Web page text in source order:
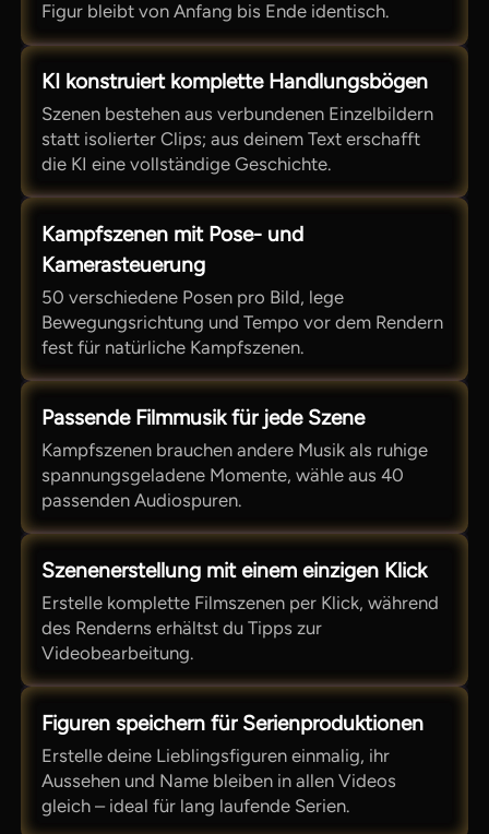
Figur bleibt von Anfang bis Ende identisch.
KI konstruiert komplette Handlungsbögen
Szenen bestehen aus verbundenen Einzelbildern
statt isolierter Clips; aus deinem Text erschafft
die KI eine vollständige Geschichte.
Kampfszenen mit Pose- und
Kamerasteuerung
50 verschiedene Posen pro Bild, lege
Bewegungsrichtung und Tempo vor dem Rendern
fest für natürliche Kampfszenen.
Passende Filmmusik für jede Szene
Kampfszenen brauchen andere Musik als ruhige
spannungsgeladene Momente, wähle aus 40
passenden Audiospuren.
Szenenerstellung mit einem einzigen Klick
Erstelle komplette Filmszenen per Klick, während
des Renderns erhältst du Tipps zur
Videobearbeitung.
Figuren speichern für Serienproduktionen
Erstelle deine Lieblingsfiguren einmalig, ihr
Aussehen und Name bleiben in allen Videos
gleich – ideal für lang laufende Serien.